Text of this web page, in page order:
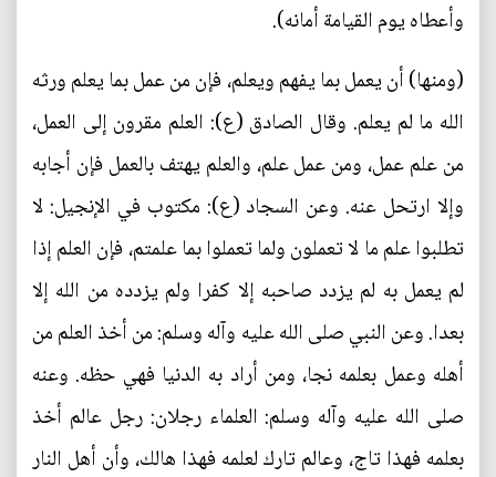
وأعطاه يوم القيامة أمانه).
(ومنها) أن يعمل بما يفهم ويعلم، فإن من عمل بما يعلم ورثه
الله ما لم يعلم. وقال الصادق (ع): العلم مقرون إلى العمل،
من علم عمل، ومن عمل علم، والعلم يهتف بالعمل فإن أجابه
وإلا ارتحل عنه. وعن السجاد (ع): مكتوب في الإنجيل: لا
تطلبوا علم ما لا تعملون ولما تعملوا بما علمتم، فإن العلم إذا
لم يعمل به لم يزدد صاحبه إلا كفرا ولم يزدده من الله إلا
بعدا. وعن النبي صلى الله عليه وآله وسلم: من أخذ العلم من
أهله وعمل بعلمه نجا، ومن أراد به الدنيا فهي حظه. وعنه
صلى الله عليه وآله وسلم: العلماء رجلان: رجل عالم أخذ
بعلمه فهذا تاج، وعالم تارك لعلمه فهذا هالك، وأن أهل النار